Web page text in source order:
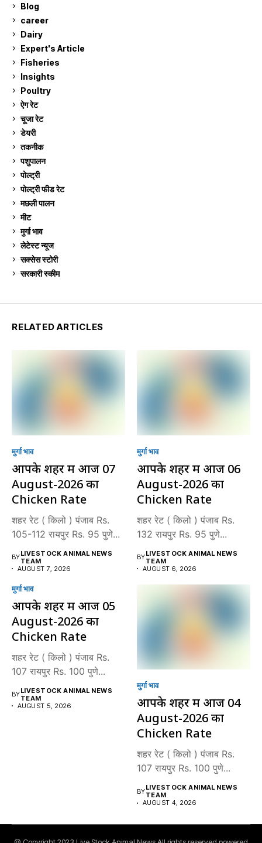
Blog
career
Dairy
Expert's Article
Fisheries
Insights
Poultry
ऐग रेट
चूजा रेट
डेयरी
तकनीक
पशुपालन
पोल्ट्री
पोल्ट्री फीड रेट
मछली पालन
मीट
मुर्गा भाव
लेटेस्ट न्यूज
सक्सेस स्टो‍री
सरकारी स्की‍म
RELATED ARTICLES
मुर्गा भाव
आपके शहर में आज 07
August-2026 का
Chicken Rate
शहर रेट ( किलो ) पंजाब Rs.
105-112 रायपुर Rs. 95 पुणे...
BYLIVESTOCK ANIMAL NEWS
TEAM
AUGUST 7, 2026
मुर्गा भाव
आपके शहर में आज 06
August-2026 का
Chicken Rate
शहर रेट ( किलो ) पंजाब Rs.
132 रायपुर Rs. 95 पुणे...
BYLIVESTOCK ANIMAL NEWS
TEAM
AUGUST 6, 2026
मुर्गा भाव
आपके शहर में आज 05
August-2026 का
Chicken Rate
शहर रेट ( किलो ) पंजाब Rs.
107 रायपुर Rs. 100 पुणे...
BYLIVESTOCK ANIMAL NEWS
TEAM
AUGUST 5, 2026
मुर्गा भाव
आपके शहर में आज 04
August-2026 का
Chicken Rate
शहर रेट ( किलो ) पंजाब Rs.
107 रायपुर Rs. 100 पुणे...
BYLIVESTOCK ANIMAL NEWS
TEAM
AUGUST 4, 2026